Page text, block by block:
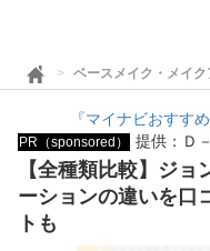
ベースメイク・メイク
『マイナビおすす
PR（sponsored） 提供：Ｄ
【全種類比較】ジ
ーションの違いを口
トも